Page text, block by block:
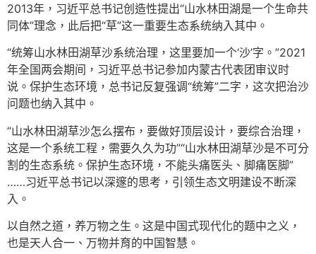
2013年，习近平总书记创造性提出“山水林田湖是一个生命共
同体”理念，此后把“草”这一重要生态系统纳入其中。
“统筹山水林田湖草沙系统治理，这里要加一个‘沙’字。”2021
年全国两会期间，习近平总书记参加内蒙古代表团审议时
说。保护生态环境，总书记反复强调“统筹”二字，这次把治沙
问题也纳入其中。
“山水林田湖草沙怎么摆布，要做好顶层设计，要综合治理，
这是一个系统工程，需要久久为功”“山水林田湖草沙是不可分
割的生态系统。保护生态环境，不能头痛医头、脚痛医脚”
……习近平总书记以深邃的思考，引领生态文明建设不断深
入。
以自然之道，养万物之生。这是中国式现代化的题中之义，
也是天人合一、万物并育的中国智慧。